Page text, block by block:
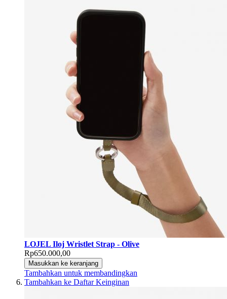
LOJEL Iloj Wristlet Strap - Olive
Rp650.000,00
Masukkan ke keranjang
Tambahkan untuk membandingkan
Tambahkan ke Daftar Keinginan